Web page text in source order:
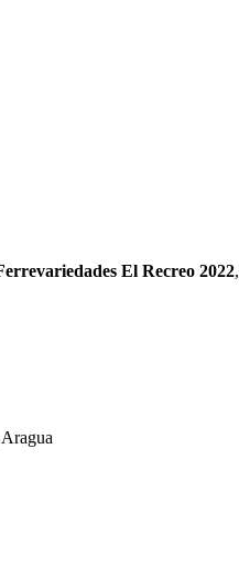
El Recreo 2022,